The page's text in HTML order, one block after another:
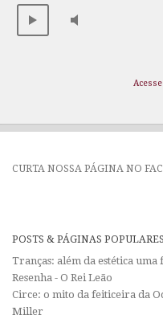
CURTA NOSSA PÁGINA NO
POSTS & PÁGINAS POPULARES
Tranças: além da estética
Resenha - O Rei Leão
Circe: o mito da feiticeira da
Miller